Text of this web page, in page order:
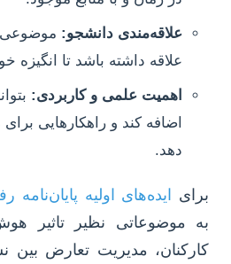
علاقه‌مندی دانشجو: موضوعی
علاقه داشته باشد تا انگیزه
اهمیت علمی و کاربردی:
اضافه کند و راهکارهایی
دهد.
برای ایده‌های اولیه پایان‌نامه
به موضوعاتی نظیر تاثیر
کارکنان، مدیریت تعارض بین